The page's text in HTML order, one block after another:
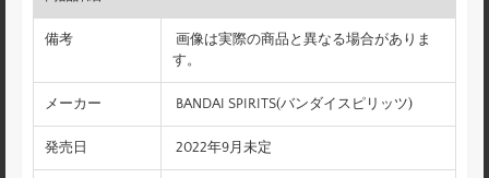
備考
画像は実際の商品と異なる場合がありま
す。
メーカー BANDAI SPIRITS(バンダイスピリッツ)
発売日 2022年9月未定